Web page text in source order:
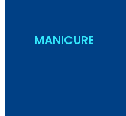
MANICURE